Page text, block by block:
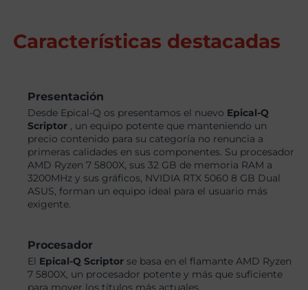
Características destacadas
Presentación
Desde Epical-Q os presentamos el nuevo Epical-Q
Scriptor , un equipo potente que manteniendo un
precio contenido para su categoría no renuncia a
primeras calidades en sus componentes. Su procesador
AMD Ryzen 7 5800X, sus 32 GB de memoria RAM a
3200MHz y sus gráficos, NVIDIA RTX 5060 8 GB Dual
ASUS, forman un equipo ideal para el usuario más
exigente.
Procesador
El Epical-Q Scriptor se basa en el flamante AMD Ryzen
7 5800X, un procesador potente y más que suficiente
para mover los títulos más actuales.